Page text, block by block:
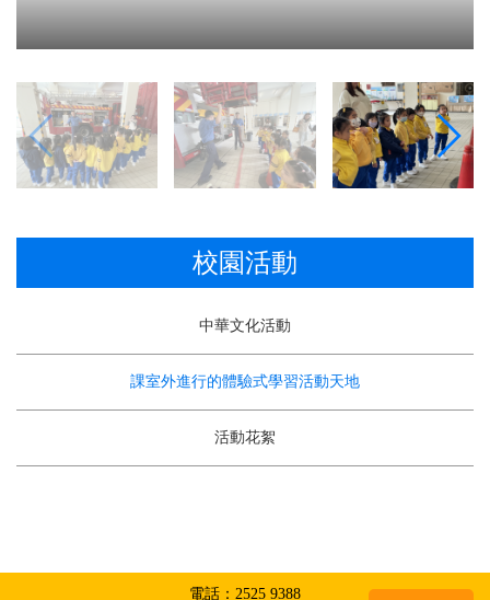
校園活動
中華文化活動
課室外進行的體驗式學習活動天地
活動花絮
電話：2525 9388